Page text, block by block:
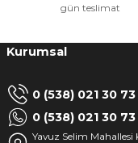
gün teslimat
Kurumsal
0 (538) 021 30 73
0 (538) 021 30 73
Yavuz Selim Mahallesi